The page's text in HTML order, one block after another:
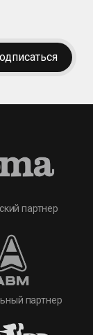
партнер
партнер